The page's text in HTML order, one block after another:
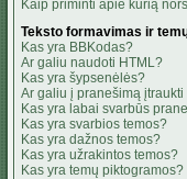
Kaip priminti apie kurią
Teksto formavimas ir
Kas yra BBKodas?
Ar galiu naudoti HTML?
Kas yra šypsenėlės?
Ar galiu į pranešimą
Kas yra labai svarbūs
Kas yra svarbios temos?
Kas yra dažnos temos?
Kas yra užrakintos temos?
Kas yra temų piktogramos?